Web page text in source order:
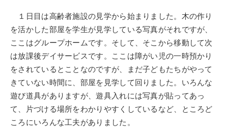
１日目は高齢者施設の見学から始まりました。木の作り
を活かした部屋を学生が見学している写真がそれですが、
ここはグループホームです。そして、そこから移動して次
は放課後デイサービスです。ここは障がい児の一時預かり
をされているとことなのですが、まだ子どもたちがやって
きていない時間に、部屋を見学して回りました。いろんな
遊び道具がありますが、遊具入れには写真が貼ってあっ
て、片づける場所をわかりやすくしているなど、ところど
ころにいろんな工夫がありました。